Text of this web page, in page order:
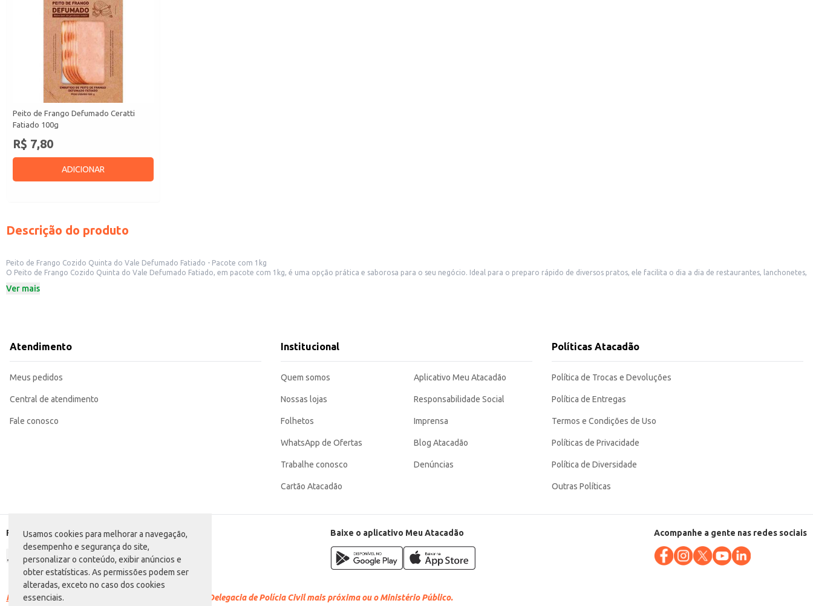
Usamos cookies para melhorar a navegação,
desempenho e segurança do site,
personalizar o conteúdo, exibir anúncios e
obter estatísticas. As permissões podem ser
alteradas, exceto no caso dos cookies
essenciais.
Peito de Frango Defumado Ceratti
Fatiado 100g
R$ 7,80
ADICIONAR
Descrição do produto
Peito de Frango Cozido Quinta do Vale Defumado Fatiado - Pacote com 1kg
O Peito de Frango Cozido Quinta do Vale Defumado Fatiado, em pacote com 1kg, é uma opção prática e saborosa para o seu negócio. Ideal para o preparo rápido de diversos pratos, ele facilita o dia a dia de restaurantes, lanchonetes,
Formato fatiado para maior praticidade no preparo.
Sirva como aperitivo ou entrada, acompanhado de molhos e pães.
Perfeito para compor pratos rápidos e saborosos em seu estabelecimento comercial.
Ver mais
Atendimento
Meus pedidos
Central de atendimento
Fale conosco
Institucional
Quem somos
Nossas lojas
Folhetos
WhatsApp de Ofertas
Trabalhe conosco
Cartão Atacadão
Aplicativo Meu Atacadão
Responsabilidade Social
Imprensa
Blog Atacadão
Denúncias
Políticas Atacadão
Política de Trocas e Devoluções
Política de Entregas
Termos e Condições de Uso
Políticas de Privacidade
Política de Diversidade
Outras Políticas
Formas de pagamento Baixe o aplicativo Meu Atacadão Acompanhe a gente nas redes sociais
Racismo é crime. Denuncie. Disque 100 ou procure a Delegacia de Polícia Civil mais próxima ou o Ministério Público.